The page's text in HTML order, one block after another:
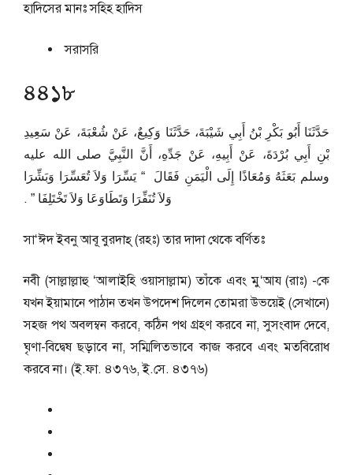
হাদিসের মানঃসহিহ হাদিস
সরাসরি
৪৪১৮
حَدَّثَنَا أَبُو بَكْرِ بْنُ أَبِي شَيْبَةَ، حَدَّثَنَا وَكِيعٌ، عَنْ شُعْبَةَ، عَنْ سَعِيدِ
بْنِ أَبِي بُرْدَةَ، عَنْ أَبِيهِ، عَنْ جَدِّهِ، أَنَّ النَّبِيَّ صلى الله عليه
وسلم بَعَثَهُ وَمُعَاذًا إِلَى الْيَمَنِ فَقَالَ ‏ “‏ يَسِّرَا وَلاَ تُعَسِّرَا وَبَشِّرَا
وَلاَ تُنَفِّرَا وَتَطَاوَعَا وَلاَ تَخْتَلِفَا ‏”‏ ‏.‏
সা‘ঈদ ইবনু আবূ বুরদাহ্ (রহঃ) তার দাদা থেকে বর্ণিতঃ
নবী (সাল্লাল্লাহু ‘আলাইহি ওয়াসাল্লাম) তাঁকে এবং মু‘আয (রাঃ) -কে
যখন ইয়ামানে পাঠান তখন উপদেশ দিলেন তোমরা উভয়েই (সেখানে)
সহজ পথ অবলম্বন করবে, কঠিন পথ গ্রহণ করবে না, সুসংবাদ দেবে,
ঘৃণা-বিদ্বেষ ছড়াবে না, সম্মিলিতভাবে কাজ করবে এবং মতবিরোধ
করবে না। (ই.ফা. ৪৩৭৬, ই.সে. ৪৩৭৬)